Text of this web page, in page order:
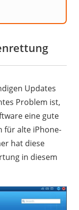
Updates
Problem ist,
eine gute
für alte iPhone-
hat diese
in diesem